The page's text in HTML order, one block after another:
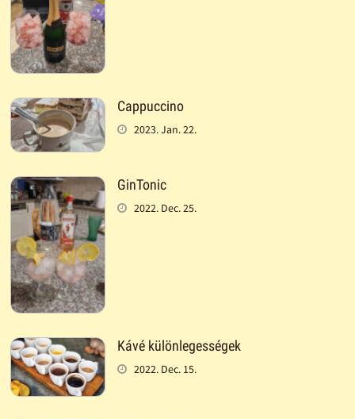
Cappuccino
2023. Jan. 22.
GinTonic
2022. Dec. 25.
Kávé különlegességek
2022. Dec. 15.